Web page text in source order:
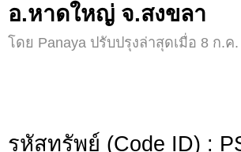
อ.หาดใหญ่ จ.สงขลา
โดย Panaya ปรับปรุงล่าสุดเมื่อ 8 ก.ค.
รหัสทรัพย์ (Code ID) :